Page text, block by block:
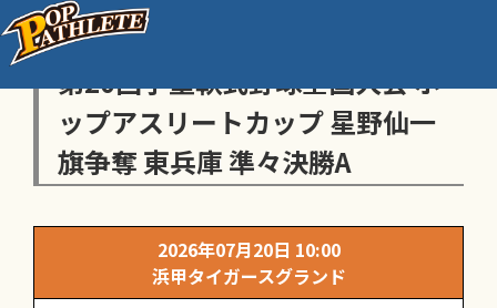
センス・トラストトーナメント
第20回学童軟式野球全国大会 ポ
ップアスリートカップ 星野仙一
旗争奪 東兵庫 準々決勝A
2026年07月20日 10:00
浜甲タイガースグランド